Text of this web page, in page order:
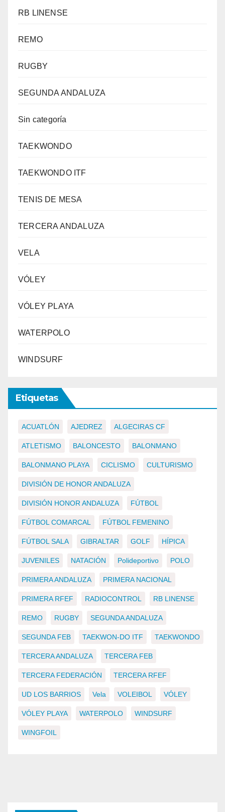
RB LINENSE
REMO
RUGBY
SEGUNDA ANDALUZA
Sin categoría
TAEKWONDO
TAEKWONDO ITF
TENIS DE MESA
TERCERA ANDALUZA
VELA
VÓLEY
VÓLEY PLAYA
WATERPOLO
WINDSURF
Etiquetas
ACUATLÓN AJEDREZ ALGECIRAS CF
ATLETISMO BALONCESTO BALONMANO
BALONMANO PLAYA CICLISMO CULTURISMO
DIVISIÓN DE HONOR ANDALUZA
DIVISIÓN HONOR ANDALUZA FÚTBOL
FÚTBOL COMARCAL FÚTBOL FEMENINO
FÚTBOL SALA GIBRALTAR GOLF HÍPICA
JUVENILES NATACIÓN Polideportivo POLO
PRIMERA ANDALUZA PRIMERA NACIONAL
PRIMERA RFEF RADIOCONTROL RB LINENSE
REMO RUGBY SEGUNDA ANDALUZA
SEGUNDA FEB TAEKWON-DO ITF TAEKWONDO
TERCERA ANDALUZA TERCERA FEB
TERCERA FEDERACIÓN TERCERA RFEF
UD LOS BARRIOS Vela VOLEIBOL VÓLEY
VÓLEY PLAYA WATERPOLO WINDSURF
WINGFOIL